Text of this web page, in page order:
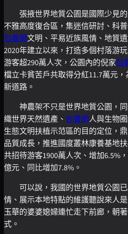
張掖世界地質公園是國際少見
不雅高度復合區，集迷信研討、科
包養網文明、平易近族風情、地質
2020年建立以來，打造多個村落游
游客超290萬人次，公園內的倪家包
檔立卡貧苦戶共取得分紅11.7萬元
新道路。
神農架不只是世界地質公園，
織世界天然遺產、 包養網人與生物
生態文明扶植示范區的目的定位，
品質成長，推進國度叢林康養基地
共招待游客1900萬人次、增加6.5%
億元、同比增加7.8%。
可以說，我國的世界地質公園
情、展示本地特點的維護聽說來人
玉華的婆婆媳婦連忙走下前廊，朝
式。